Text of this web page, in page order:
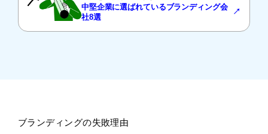
中堅企業に選ばれているブランディング会
社8選
↗︎
ブランディングの失敗理由